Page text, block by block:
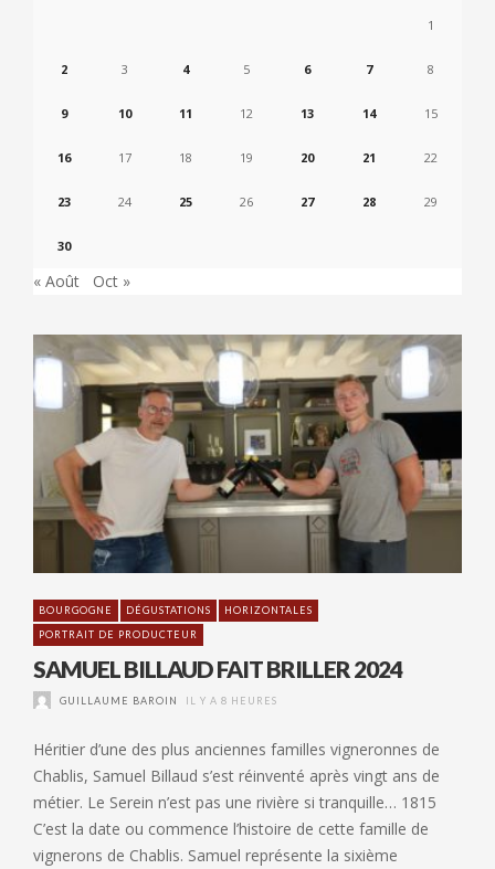
1
2 3 4 5 6 7 8
9 10 11 12 13 14 15
16 17 18 19 20 21 22
23 24 25 26 27 28 29
30
« Août Oct »
BOURGOGNE DÉGUSTATIONS
HORIZONTALES
PORTRAIT DE PRODUCTEUR
SAMUEL BILLAUD FAIT BRILLER 2024
GUILLAUME BAROIN IL Y A 8 HEURES
Héritier d’une des plus anciennes familles vigneronnes de
Chablis, Samuel Billaud s’est réinventé après vingt ans de
métier. Le Serein n’est pas une rivière si tranquille… 1815
C’est la date ou commence l’histoire de cette famille de
vignerons de Chablis. Samuel représente la sixième